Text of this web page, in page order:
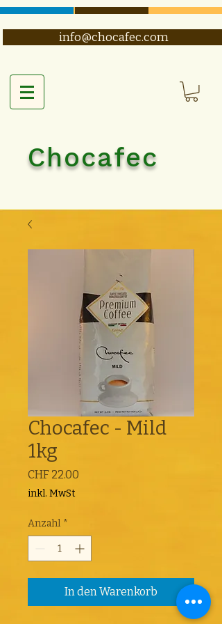
info@chocafec.com
Chocafec
Chocafec - Mild
1kg
CHF 22.00
inkl. MwSt
Anzahl *
In den Warenkorb